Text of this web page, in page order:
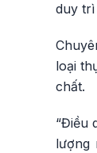
duy trì
loại
chất.
“Điều
lượng